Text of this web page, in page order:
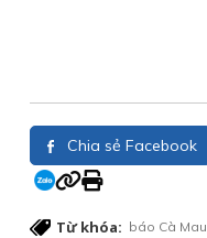
Chia sẻ Facebook
Từ khóa: báo Cà Mau